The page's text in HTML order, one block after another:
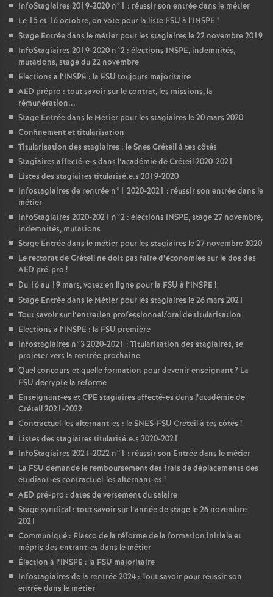
InfoStagiaires 2019-2020 n°1 : réussir son entrée dans le métier
Le 15 et 16 octobre, on vote pour la liste FSU à l’INSPE !
Stage Entrée dans le métier pour les stagiaires le 22 novembre 2019
InfoStagiaires 2019-2020 n°2 : élections INSPE, indemnités,
mutations, stage du 22 novembre
Elections à l’INSPE : la FSU toujours majoritaire
AED prépro : tout savoir sur le contrat, les missions, la
rémunération...
Stage Entrée dans le Métier pour les stagiaires le 20 mars 2020
Confinement et titularisation
Titularisation des stagiaires : le Snes Créteil à tes côtés
Stagiaires affecté-e-s dans l’académie de Créteil 2020-2021
Listes des stagiaires titularisé.e.s 2019-2020
Infostagiaires de rentrée n°1 2020-2021 : réussir son entrée dans le
métier
InfoStagiaires 2020-2021 n°2 : élections INSPE, stage 27 novembre,
indemnités, mutations
Stage Entrée dans le métier pour les stagiaires le 27 novembre 2020
Le rectorat de Créteil ne doit pas faire d’économies sur le dos des
AED pré-pro !
Du 16 au 19 mars, votez en ligne pour la FSU à l’INSPE !
Stage Entrée dans le Métier pour les stagiaires le 26 mars 2021
Tout savoir sur l’entretien professionnel/oral de titularisation
Elections à l’INSPE : la FSU première
Infostagiaires n°3 2020-2021 : Titularisation des stagiaires, se
projeter vers la rentrée prochaine
Quel concours et quelle formation pour devenir enseignant? La
FSU décrypte la réforme
Enseignant-es etCPE stagiaires affecté-es dans l’académie de
Créteil 2021-2022
Contractuel-les alternant-es : leSNES-FSU Créteil à tes côtés !
Listes des stagiaires titularisé.e.s 2020-2021
InfoStagiaires 2021-2022 n°1 : réussir son Entrée dans le métier
La FSU demande le remboursement des frais de déplacements des
étudiant-es contractuel-les alternant-es !
AED pré-pro : dates de versement du salaire
Stage syndical : tout savoir sur l’année de stage le 26 novembre
2021
Communiqué : Fiasco de la réforme de la formation initiale et
mépris des entrant-es dans le métier
Élection à l’INSPE : la FSU majoritaire
Infostagiaires de la rentrée 2024 : Tout savoir pour réussir son
entrée dans le métier